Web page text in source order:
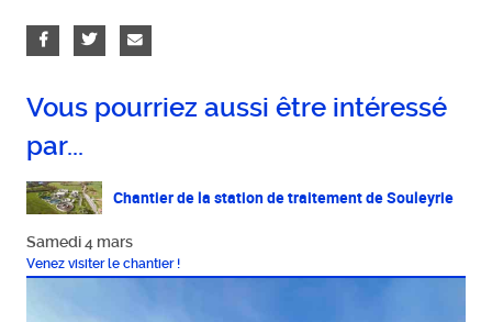
Vous pourriez aussi être intéressé
par...
Chantier de la station de traitement de Souleyrie
Venez visiter le chantier !
Samedi 4 mars